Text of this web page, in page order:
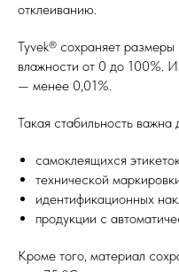
отклеиванию.
Tyvek® сохраняет
влажности от 0 до 100%.
— менее 0,01%.
Такая стабильность важна
самоклеящихся
технической
идентификационных
продукции с
Кроме того, материал